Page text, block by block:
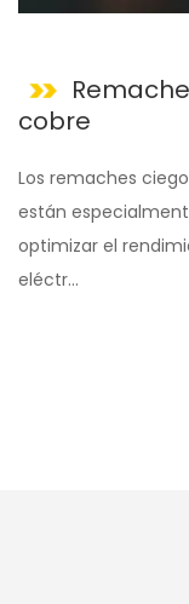
cobre
Los remaches
están
optimizar el
eléctr...